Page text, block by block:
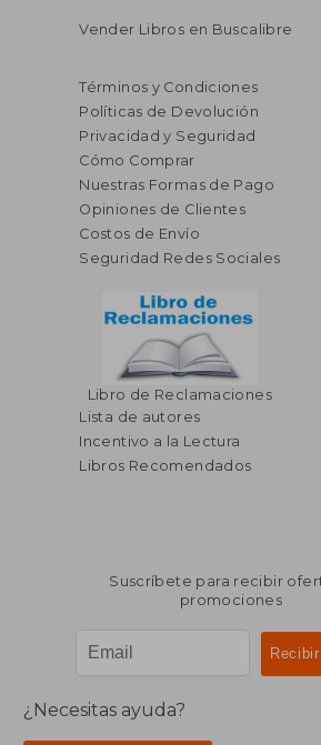
Vender Libros en Buscalibre
Términos y Condiciones
Políticas de Devolución
Privacidad y Seguridad
Cómo Comprar
Nuestras Formas de Pago
Opiniones de Clientes
Costos de Envío
Seguridad Redes Sociales
Libro de Reclamaciones
Lista de autores
Incentivo a la Lectura
Libros Recomendados
Suscríbete para recibir
promociones
¿Necesitas ayuda?